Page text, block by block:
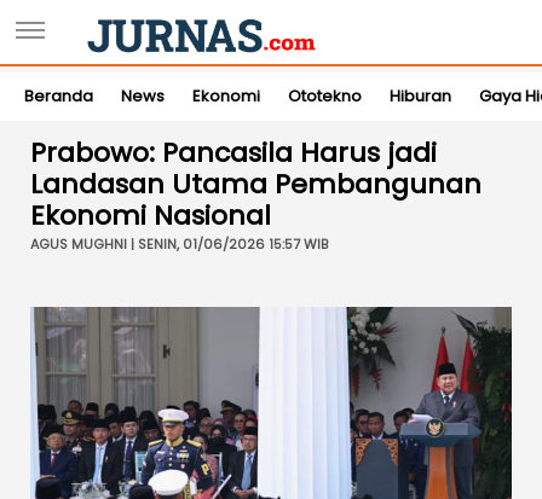
Beranda News Ekonomi Ototekno Hiburan Gaya
Prabowo: Pancasila Harus jadi
Landasan Utama Pembangunan
Ekonomi Nasional
AGUS MUGHNI | SENIN, 01/06/2026 15:57 WIB